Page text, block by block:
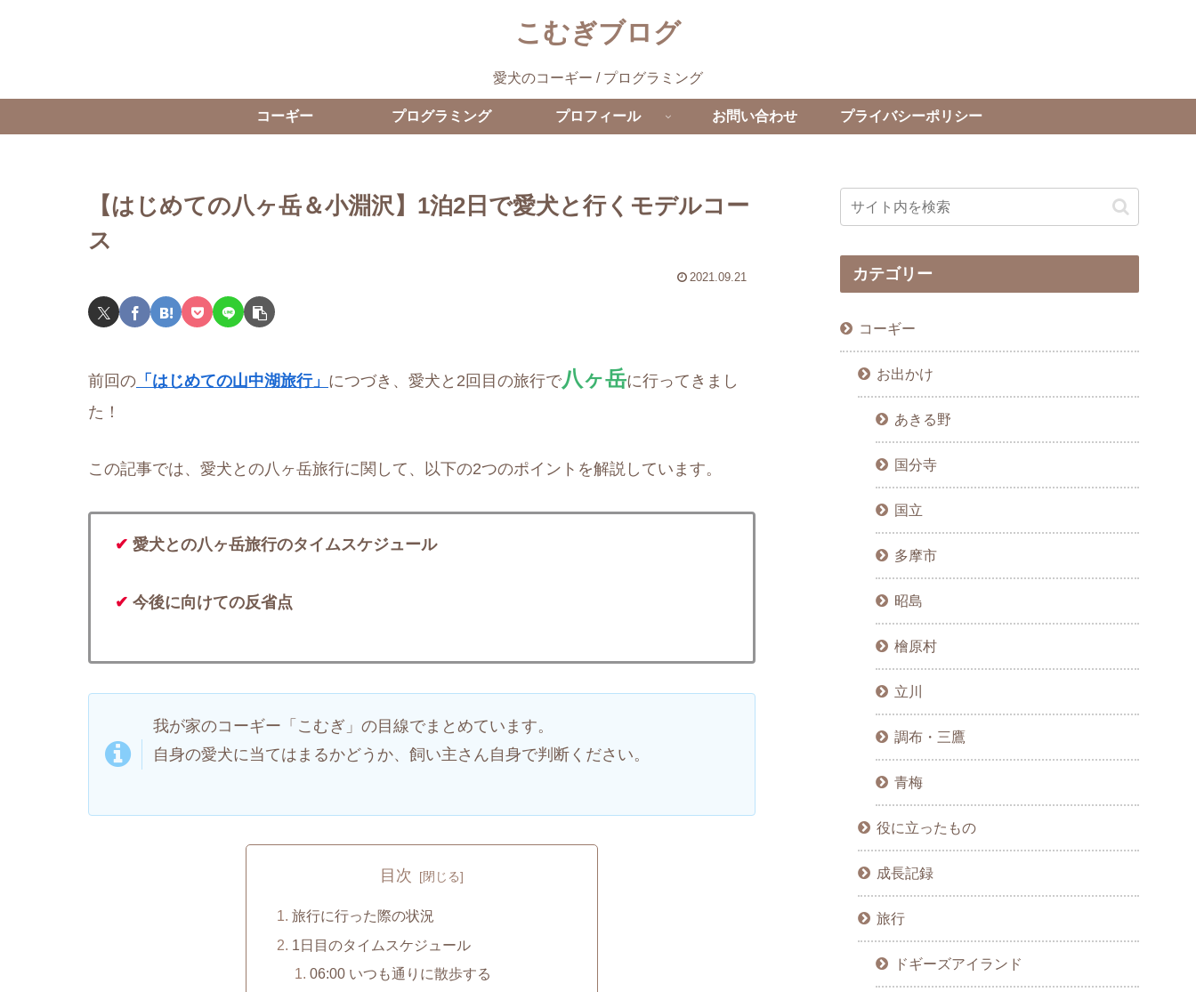
こむぎブログ
愛犬のコーギー / プログラミング
コーギー プログラミング プロフィール お問い合わせ プライバシーポリシー
【はじめての八ヶ岳＆小淵沢】1泊2日で愛犬と行くモデルコー
ス
2021.09.21
前回の 「はじめての山中湖旅行」 につづき、愛犬と2回目の旅行で八ヶ岳に行ってきまし
た！
この記事では、愛犬との八ヶ岳旅行に関して、以下の2つのポイントを解説しています。
✔ 愛犬との八ヶ岳旅行のタイムスケジュール
✔ 今後に向けての反省点
我が家のコーギー「こむぎ」の目線でまとめています。
自身の愛犬に当てはまるかどうか、飼い主さん自身で判断ください。
目次
旅行に行った際の状況
1日目のタイムスケジュール
06:00 いつも通りに散歩する
カテゴリー
コーギー
お出かけ
あきる野
国分寺
国立
多摩市
昭島
檜原村
立川
調布・三鷹
青梅
役に立ったもの
成長記録
旅行
ドギーズアイランド